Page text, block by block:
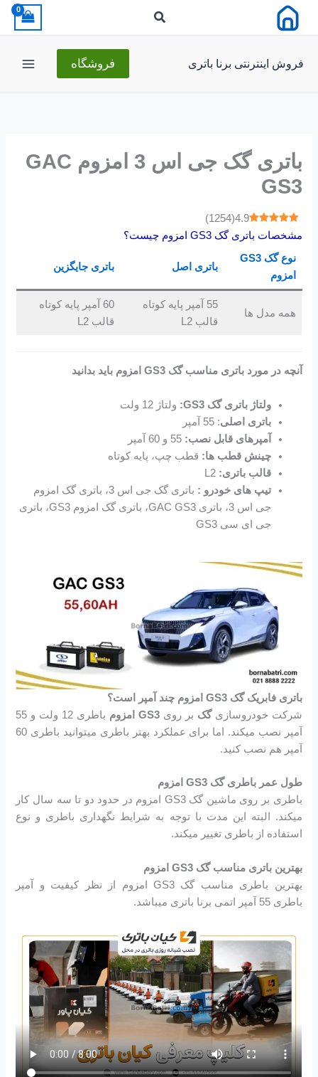
فروش اینترنتی برنا باتری فروشگاه
باتری گک جی اس 3 امزوم GAC
GS3
4.9
(
1254
)
مشخصات باتری گک GS3 امزوم چیست؟
نوع گک GS3
امزوم
باتری اصل باتری جایگزین
همه مدل ها
55 آمپر پایه کوتاه
قالب L2
60 آمپر پایه کوتاه
قالب L2
آنچه در مورد باتری مناسب گک GS3 امزوم باید بدانید
ولتاژ باتری گک GS3:
ولتاژ 12 ولت
باتری اصلی: 55 آمپر
آمپرهای قابل نصب: 55 و 60 آمپر
چینش قطب ها: قطب چپ، پایه کوتاه
قالب باتری: L2
تیپ های خودرو :
باتری گک جی اس 3، باتری گک امزوم
جی اس 3، باتری GAC GS3، باتری گک امزوم GS3، باتری
جی ای سی GS3
باتری فابریک گک GS3 امزوم چند آمپر است؟
شرکت خودروسازیگک بر رویGS3 امزوم
باطری 12 ولت و 55
آمپر نصب میکند. اما برای عملکرد بهتر باطری میتوانید باطری 60
آمپر هم نصب کنید.
طول عمر باطری گک GS3 امزوم
باطری بر روی ماشین گک GS3 امزوم در حدود دو تا سه سال کار
میکند. البته این مدت با توجه به شرایط نگهداری باطری و نوع
استفاده از باطری تغییر میکند.
بهترین باتری مناسب گک GS3 امزوم
بهترین باطری مناسب گک GS3 امزوم از نظر کیفیت و آمپر
باطری 55 آمپر اتمی برنا باتری میباشد.